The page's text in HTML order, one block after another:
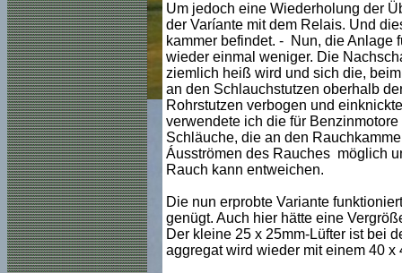
Um jedoch eine Wiederholung der
der Varíante mit dem Relais. Und
kammer befindet. - Nun, die Anlage
wieder einmal weniger. Die
ziemlich heiß wird und sich die,
an den Schlauchstutzen oberhalb
Rohrstutzen verbogen und
verwendete ich die für
Schläuche, die an den
Áusströmen des Rauches möglich
Rauch kann entweichen.
Die nun erprobte Variante
genügt. Auch hier hätte eine
Der kleine 25 x 25mm-Lüfter ist bei
aggregat wird wieder mit einem 40